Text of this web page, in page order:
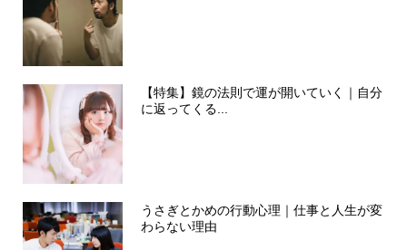
【特集】鏡の法則で運が開いていく｜自分
に返ってくる...
うさぎとかめの行動心理｜仕事と人生が変
わらない理由